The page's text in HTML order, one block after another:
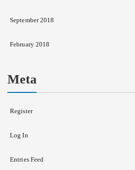
September 2018
February 2018
Meta
Register
Log In
Entries Feed